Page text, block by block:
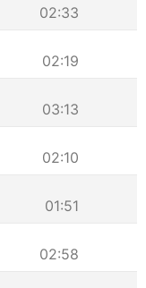
02:33
02:19
03:13
02:10
01:51
02:58